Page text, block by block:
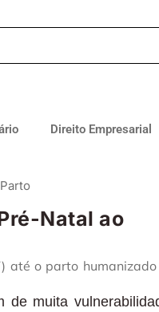
Direito Empresarial
Natal ao
até o parto humanizado
de muita